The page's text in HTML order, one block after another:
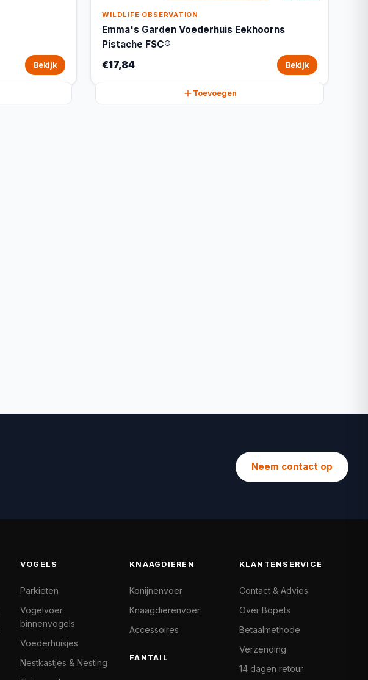
Bekijk
WILDLIFE OBSERVATION
Emma's Garden Voederhuis Eekhoorns
Pistache FSC®
€17,84 Bekijk
Toevoegen
Neem contact op
VOGELS
Parkieten
Vogelvoer
binnenvogels
Voederhuisjes
Nestkastjes & Nesting
KNAAGDIEREN
Konijnenvoer
Knaagdierenvoer
Accessoires
FANTAIL
KLANTENSERVICE
Contact & Advies
Over Bopets
Betaalmethode
Verzending
14 dagen retour